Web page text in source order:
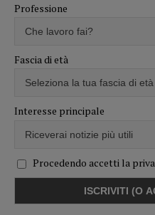
Professione
Fascia di età
Interesse principale
Procedendo accetti la